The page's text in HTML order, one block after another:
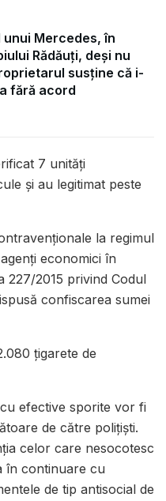
unui Mercedes, în
Rădăuți, deși nu
susține că i-
fără acord
7 unități
și au legitimat peste
la regimul
economici în
227/2015 privind Codul
confiscarea sumei
țigarete de
efective sporite vor fi
de către polițiști.
celor care nesocotesc
în continuare cu
de tip antisocial de